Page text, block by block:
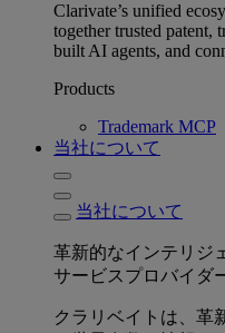
Clarivate’s unified
together trusted patent,
built AI agents, and
Products
Trademark MCP
当社について
当社について
革新的なインテリジ
サービスプロバイダ
クラリベイトは、革